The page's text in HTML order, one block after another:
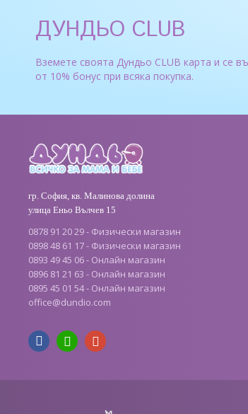
ДУНДЬО CLUB
Вземете своята Дундьо CLUB карта и се
от 10% бонус при всяка покупка.
гр. София, кв. Малинова долина
улица Еньо Вълчев 15
0878 91 20 29 - Физически магазин
0898 48 61 17 - Физически магазин
0893 49 45 06 - Онлайн магазин
0896 81 21 63 - Онлайн магазин
0895 45 01 54 - Онлайн магазин
office@dundio.com